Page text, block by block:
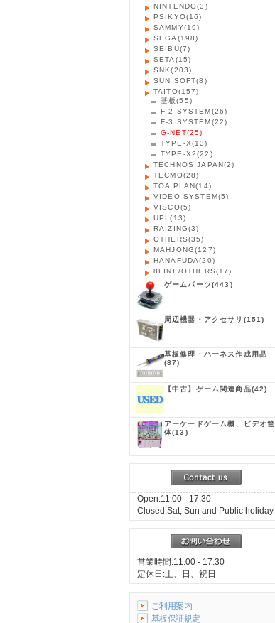
NINTENDO(3)
PSIKYO(16)
SAMMY(19)
SEGA (198)
SEIBU(7)
SETA (15)
SNK(203)
SUN SOFT(8)
TAITO(157)
基板(55)
F-2 SYSTEM(26)
F-3 SYSTEM(22)
G-NET(25)
TYPE-X(13)
TYPE-X2(22)
TECHNOS JAPAN(2)
TECMO(28)
TOA PLAN(14)
VIDEO SYSTEM(5)
VISCO(5)
UPL(13)
RAIZING(3)
OTHERS(35)
MAHJONG(127)
HANAFUDA(20)
8LINE/OTHERS(17)
ゲームパーツ(443)
周辺機器・アクセサリ (151)
基板修理・ハーネス作成用品
(87)
【中古】ゲーム関連商品(42)
アーケードゲーム機、ビデオ筐
体(13)
Open:11:00 - 17:30
Closed:Sat, Sun and Public holiday
営業時間:11:00 - 17:30
定休日:土、日、祝日
ご利用案内
基板保証規定